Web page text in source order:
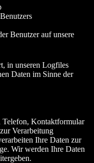
Benutzer auf unsere
in unseren Logfiles
Daten im Sinne der
Telefon, Kontaktformular
Verarbeitung
Ihre Daten zur
Wir werden Ihre Daten